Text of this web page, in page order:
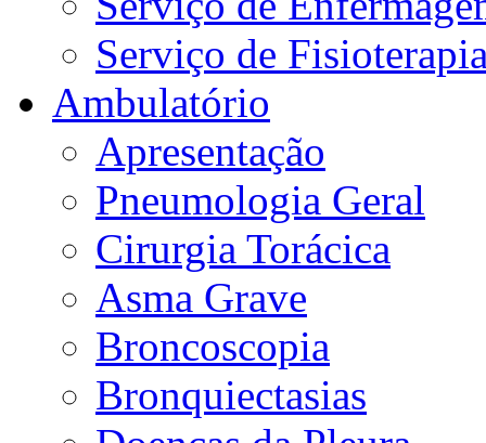
Serviço de
Ambulatório
Apresentação
Pneumologia Geral
Cirurgia Torácica
Asma Grave
Broncoscopia
Bronquiectasias